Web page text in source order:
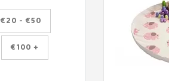
€20 - €50
€100 +